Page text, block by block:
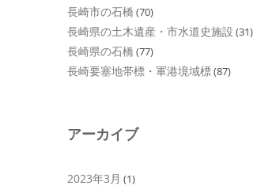
長崎市の石橋 (70)
長崎県の土木遺産・市水道史施設 (31)
長崎県の石橋 (77)
長崎要塞地帯標・軍港境域標(87)
アーカイブ
2023年3月 (1)